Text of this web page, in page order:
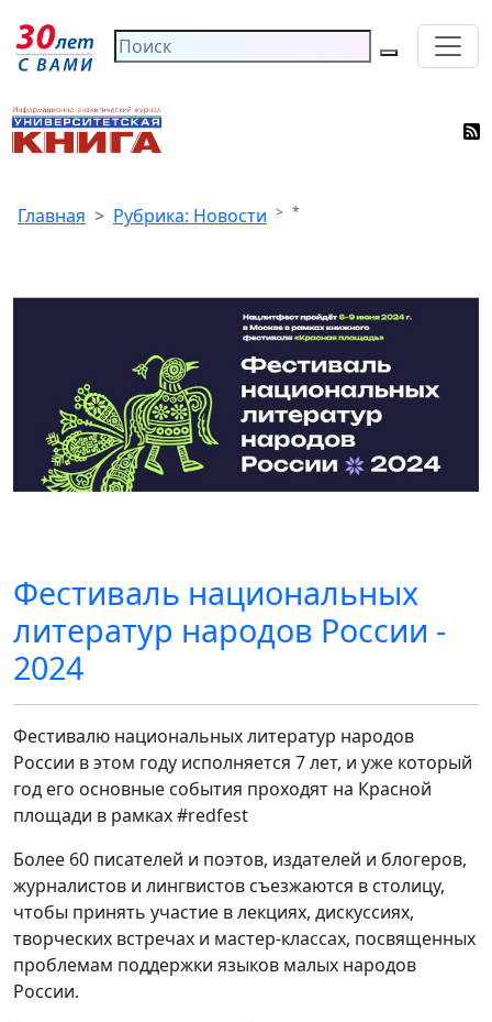
Главная Рубрика: Новости *
Фестиваль национальных
литератур народов России -
2024
Фестивалю национальных литератур народов
России в этом году исполняется 7 лет, и уже который
год его основные события проходят на Красной
площади в рамках #redfest
Более 60 писателей и поэтов, издателей и блогеров,
журналистов и лингвистов съезжаются в столицу,
чтобы принять участие в лекциях, дискуссиях,
творческих встречах и мастер-классах, посвященных
проблемам поддержки языков малых народов
России.